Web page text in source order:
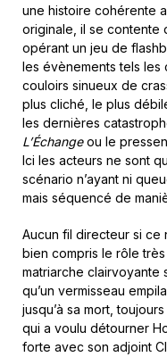
une histoire cohérente
originale, il se contente
opérant un jeu de
les évènements tels les
couloirs sinueux de
plus cliché, le plus
les dernières
L’Échangeou le
Ici les acteurs ne sont
scénario n’ayant ni
mais séquencé de
Aucun fil directeur si ce
bien compris le rôle
matriarche clairvoyante
qu’un vermisseau
jusqu’à sa mort,
qui a voulu détourner
forte avec son adjoint